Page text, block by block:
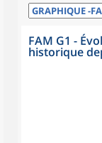
FAM G1 -
historique